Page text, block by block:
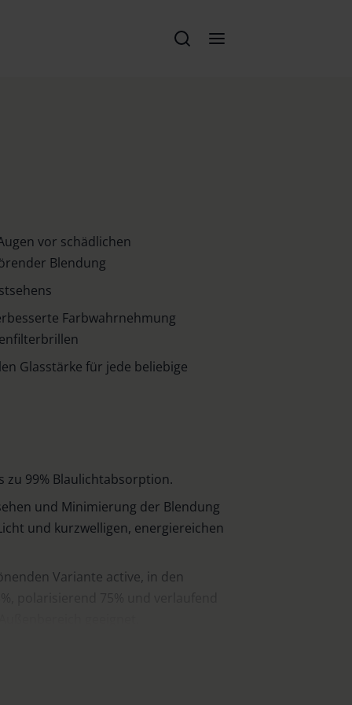
vor schädlichen
Blendung
Farbwahrnehmung
Glasstärke für jede beliebige
zu 99% Blaulichtabsorption.
und Minimierung der Blendung
und kurzwelligen, energiereichen
Variante active, in den
ambelis active schützen das Auge
Beschlagen zwischen Bügel und